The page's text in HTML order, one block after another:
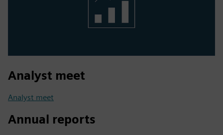
Analyst meet
Analyst meet
Annual reports